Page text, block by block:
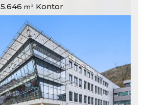
5.646 m²Kontor